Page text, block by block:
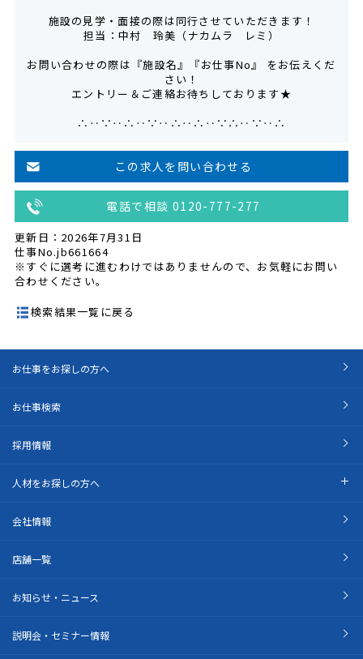
施設の見学・面接の際は同行させていただきます！
担当：中村 玲美（ナカムラ レミ）
お問い合わせの際は『施設名』『お仕事No』 をお伝えくだ
さい！
エントリー＆ご連絡お待ちしております★
∴‥∵‥∴‥∵‥∴‥∴‥∵∴‥∵‥∴
この求人を問い合わせる
電話で相談 0120-777-277
更新日：2026年7月31日
仕事No.jb661664
※すぐに選考に進むわけではありませんので、お気軽にお問い
合わせください。
検索結果一覧に戻る
お仕事をお探しの方へ
お仕事検索
採用情報
人材をお探しの方へ
会社情報
店舗一覧
お知らせ・ニュース
説明会・セミナー情報